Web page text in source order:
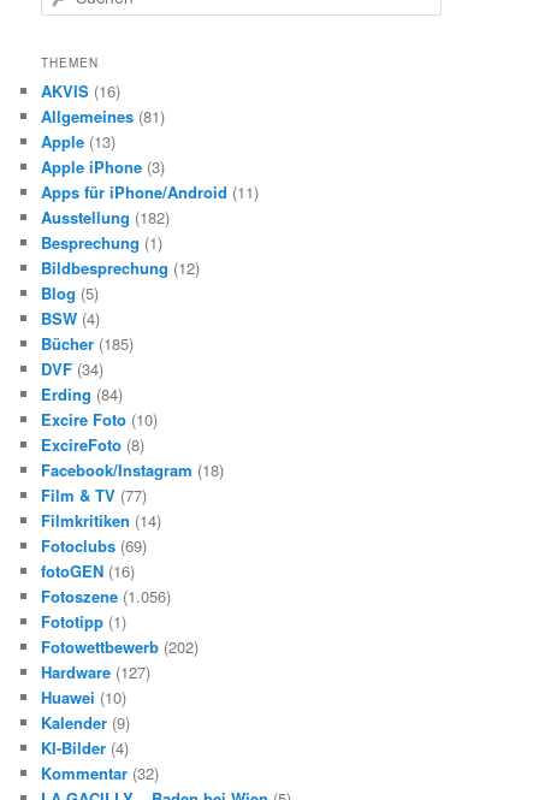
u
h
n
THEMEN
AKVIS (16)
Allgemeines (81)
Apple (13)
Apple iPhone (3)
Apps für iPhone/Android (11)
Ausstellung (182)
Besprechung (1)
Bildbesprechung (12)
Blog (5)
BSW (4)
Bücher (185)
DVF (34)
Erding (84)
Excire Foto (10)
ExcireFoto (8)
Facebook/Instagram (18)
Film & TV (77)
Filmkritiken (14)
Fotoclubs (69)
fotoGEN (16)
Fotoszene (1.056)
Fototipp (1)
Fotowettbewerb (202)
Hardware (127)
Huawei (10)
Kalender (9)
KI-Bilder (4)
Kommentar (32)